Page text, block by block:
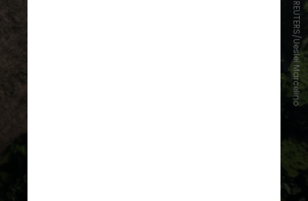
REUTERS/Ueslei Marcelino